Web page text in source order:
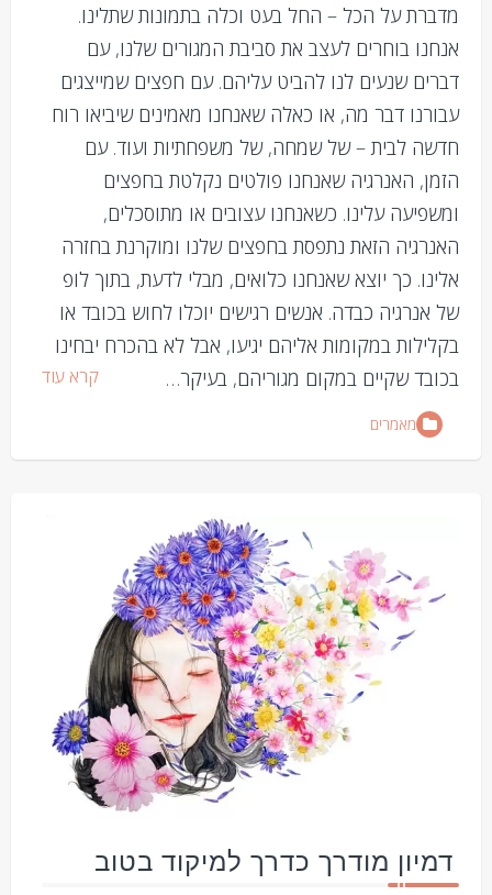
מדברת על הכל – החל בעט וכלה בתמונות שתלינו.
אנחנו בוחרים לעצב את סביבת המגורים שלנו, עם
דברים שנעים לנו להביט עליהם. עם חפצים שמייצגים
עבורנו דבר מה, או כאלה שאנחנו מאמינים שיביאו רוח
חדשה לבית – של שמחה, של משפחתיות ועוד. עם
הזמן, האנרגיה שאנחנו פולטים נקלטת בחפצים
ומשפיעה עלינו. כשאנחנו עצובים או מתוסכלים,
האנרגיה הזאת נתפסת בחפצים שלנו ומוקרנת בחזרה
אלינו. כך יוצא שאנחנו כלואים, מבלי לדעת, בתוך לופ
של אנרגיה כבדה. אנשים רגישים יוכלו לחוש בכובד או
בקלילות במקומות אליהם יגיעו, אבל לא בהכרח יבחינו
בכובד שקיים במקום מגוריהם, בעיקר…
קרא עוד
מאמרים
דמיון מודרך כדרך למיקוד בטוב